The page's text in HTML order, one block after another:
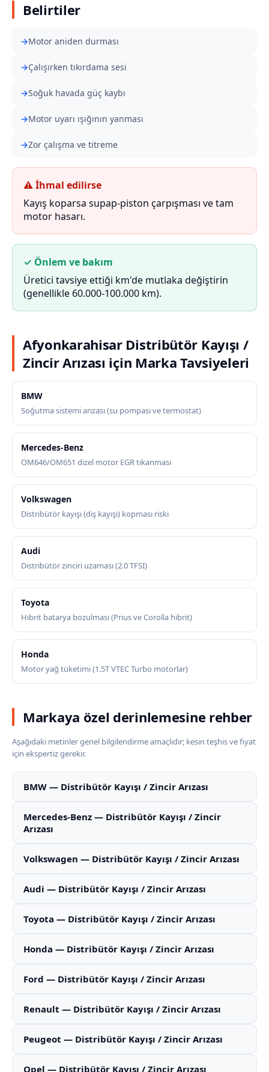
Belirtiler
Motor aniden durması
Çalışırken tıkırdama sesi
Soğuk havada güç kaybı
Motor uyarı ışığının yanması
Zor çalışma ve titreme
⚠ İhmal edilirse
Kayış koparsa supap-piston çarpışması ve tam
motor hasarı.
✓ Önlem ve bakım
Üretici tavsiye ettiği km'de mutlaka değiştirin
(genellikle 60.000-100.000 km).
Afyonkarahisar Distribütör Kayışı /
Zincir Arızası için Marka Tavsiyeleri
BMW
Soğutma sistemi arızası (su pompası ve termostat)
Mercedes-Benz
OM646/OM651 dizel motor EGR tıkanması
Volkswagen
Distribütör kayışı (diş kayışı) kopması riski
Audi
Distribütör zinciri uzaması (2.0 TFSI)
Toyota
Hibrit batarya bozulması (Prius ve Corolla hibrit)
Honda
Motor yağ tüketimi (1.5T VTEC Turbo motorlar)
Markaya özel derinlemesine rehber
Aşağıdaki metinler genel bilgilendirme amaçlıdır; kesin teşhis ve fiyat
için ekspertiz gerekir.
BMW — Distribütör Kayışı / Zincir Arızası
Mercedes-Benz — Distribütör Kayışı / Zincir
Arızası
Volkswagen — Distribütör Kayışı / Zincir Arızası
Audi — Distribütör Kayışı / Zincir Arızası
Toyota — Distribütör Kayışı / Zincir Arızası
Honda — Distribütör Kayışı / Zincir Arızası
Ford — Distribütör Kayışı / Zincir Arızası
Renault — Distribütör Kayışı / Zincir Arızası
Peugeot — Distribütör Kayışı / Zincir Arızası
Opel — Distribütör Kayışı / Zincir Arızası